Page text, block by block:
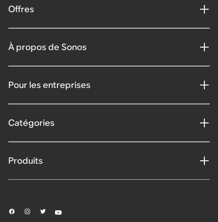
Offres
À propos de Sonos
Pour les entreprises
Catégories
Produits